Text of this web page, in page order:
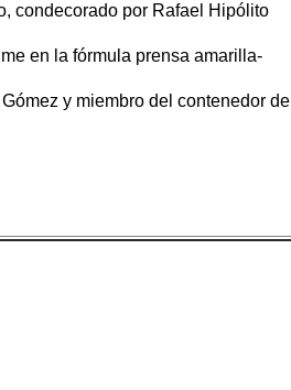
condecorado por Rafael Hipólito
en la fórmula prensa amarilla-
y miembro del contenedor de